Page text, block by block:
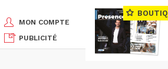
MON COMPTE
PUBLICITÉ